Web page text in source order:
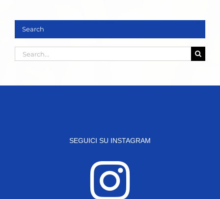
Search
Search
for:
SEGUICI SU INSTAGRAM